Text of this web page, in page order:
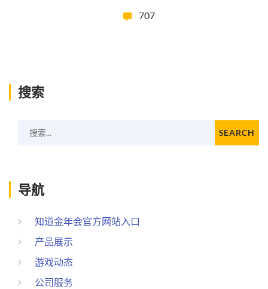
707
搜索
搜索... SEARCH
导航
知道金年会官方网站入口
产品展示
游戏动态
公司服务